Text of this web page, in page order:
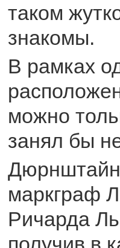
таком
знакомы.
В рамках
можно
занял бы
Дюрнштайн
маркграф
Ричарда